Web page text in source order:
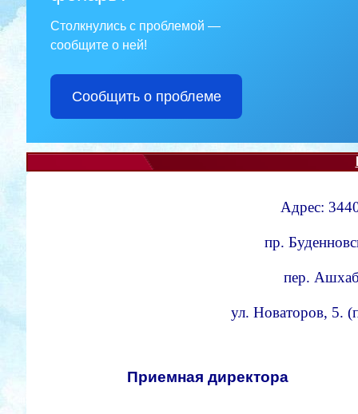
Столкнулись с проблемой —
сообщите о ней!
Сообщить о проблеме
Адрес:
пр.
пер.
ул. Новаторов, 5.
Приемная директора